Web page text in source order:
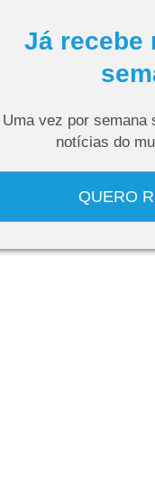
Já recebe
Uma vez por semana
notícias do
QUERO
Curso